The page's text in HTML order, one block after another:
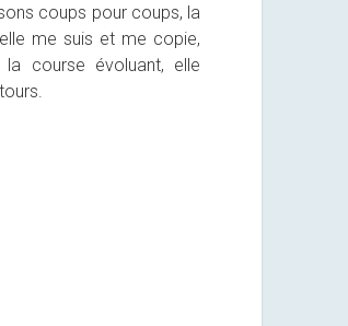
coups pour coups, la
me suis et me copie,
course évoluant, elle